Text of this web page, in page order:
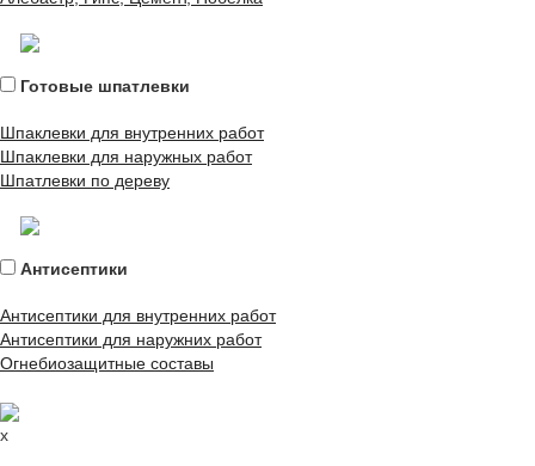
Готовые шпатлевки
Шпаклевки для внутренних работ
Шпаклевки для наружных работ
Шпатлевки по дереву
Антисептики
Антисептики для внутренних работ
Антисептики для наружних работ
Огнебиозащитные составы
x